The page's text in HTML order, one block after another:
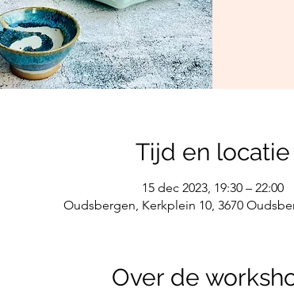
Tijd en locatie
15 dec 2023, 19:30 – 22:00
Oudsbergen, Kerkplein 10, 3670
Over de